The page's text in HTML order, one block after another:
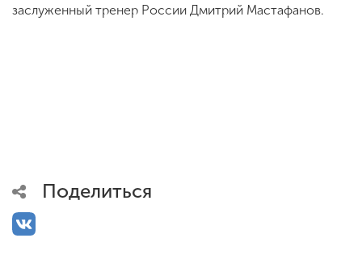
заслуженный тренер России Дмитрий Мастафанов.
Поделиться